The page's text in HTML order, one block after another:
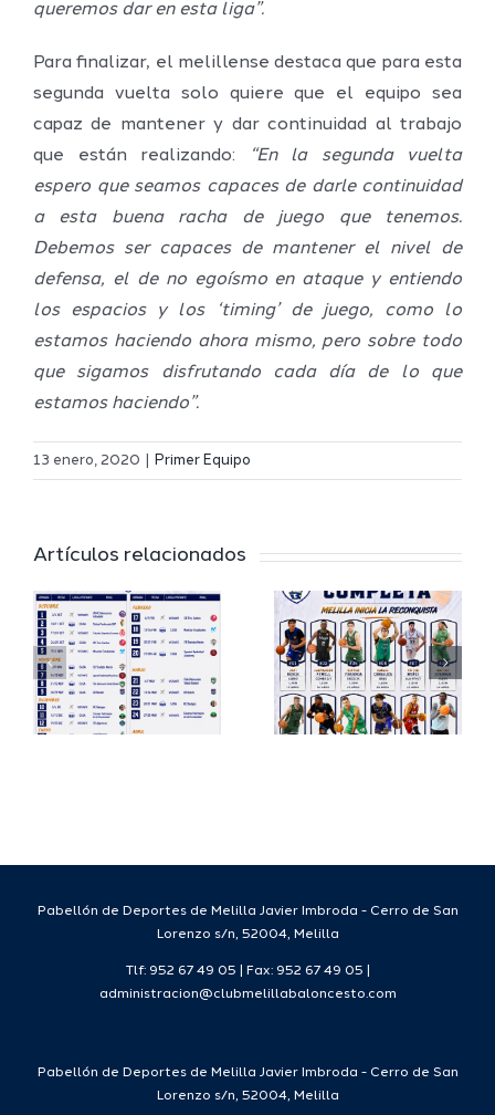
queremos dar en esta liga”.
Para finalizar, el melillense destaca que para esta
segunda vuelta solo quiere que el equipo sea
capaz de mantener y dar continuidad al trabajo
que están realizando:
“En la segunda vuelta
espero que seamos capaces de darle continuidad
a esta buena racha de juego que tenemos.
Debemos ser capaces de mantener el nivel de
defensa, el de no egoísmo en ataque y entiendo
los espacios y los ‘timing’ de juego, como lo
estamos haciendo ahora mismo, pero sobre todo
que sigamos disfrutando cada día de lo que
estamos haciendo”.
13 enero, 2020 Primer Equipo
Artículos relacionados
El Melilla
del
Deporte
completa
su
proyecto
FEB y la
Copa
España
FEB para
2026/27
Pabellón de Deportes de Melilla Javier Imbroda - Cerro de San
Lorenzo s/n, 52004, Melilla
Tlf: 952 67 49 05 | Fax: 952 67 49 05 |
administracion@clubmelillabaloncesto.com
Pabellón de Deportes de Melilla Javier Imbroda - Cerro de San
Lorenzo s/n, 52004, Melilla